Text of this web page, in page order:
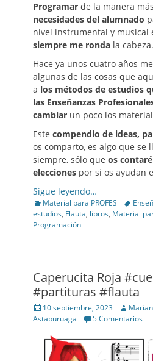
Programar de la manera
necesidades del alumnado
nivel instrumental y musical
siempre me ronda la cabeza.
Hace ya unos cuatro años
algunas de las cosas que
a los métodos de estudios
las Enseñanzas
cambiar un poco los
Este compendio de ideas,
os comparto, es algo que se
siempre, sólo que os
elecciones por si os ayudan
Sigue leyendo…
Categories
Material para PROFES Tags
estudios, Flauta, libros, Material
Programación
Caperucita Roja
#partituras #flauta
Posted
on
10 septiembre, 2023 Author
Astaburuaga
5 Comentarios